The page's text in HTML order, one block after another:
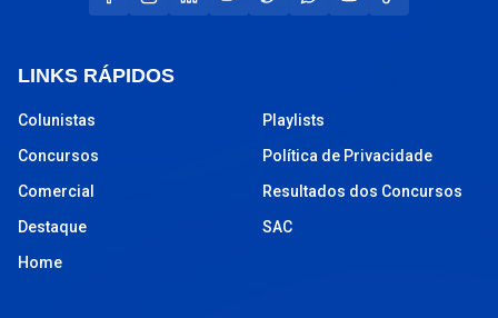
LINKS RÁPIDOS
Colunistas
Concursos
Comercial
Destaque
Home
Playlists
Política de Privacidade
Resultados dos Concursos
SAC